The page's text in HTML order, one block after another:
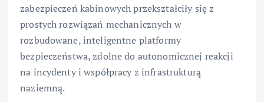
zabezpieczeń kabinowych przekształciły się z
prostych rozwiązań mechanicznych w
rozbudowane, inteligentne platformy
bezpieczeństwa, zdolne do autonomicznej reakcji
na incydenty i współpracy z infrastrukturą
naziemną.